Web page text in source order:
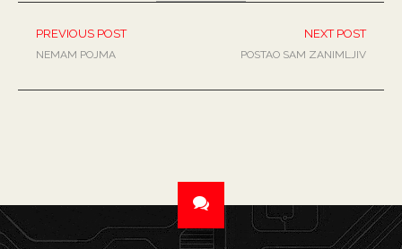
PREVIOUS POST
NEMAM POJMA
NEXT POST
POSTAO SAM ZANIMLJIV